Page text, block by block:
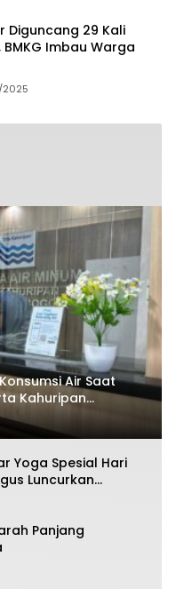
Diguncang 29 Kali
Imbau Warga
Air Saat
Kahuripan
Lebaran
Yoga Spesial Hari
Luncurkan
Beras Porang Golden Ube
Panjang